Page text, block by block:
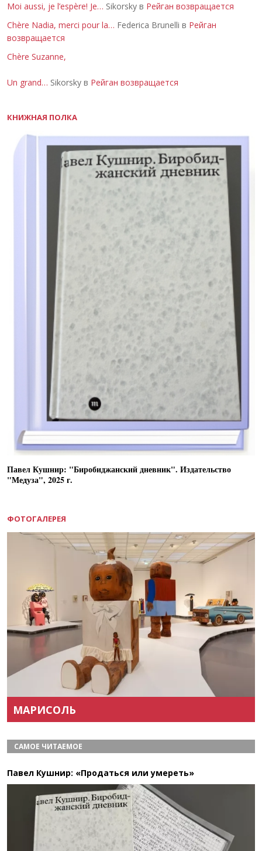
Moi aussi, je l’espère! Je… Sikorsky в Рейган возвращается
Chère Nadia, merci pour la… Federica Brunelli в Рейган
возвращается
Chère Suzanne,
Un grand… Sikorsky в Рейган возвращается
КНИЖНАЯ ПОЛКА
Павел Кушнир: "Биробиджанский дневник". Издательство
"Медуза", 2025 г.
ФОТОГАЛЕРЕЯ
МАРИСОЛЬ
САМОЕ ЧИТАЕМОЕ
Павел Кушнир: «Продаться или умереть»